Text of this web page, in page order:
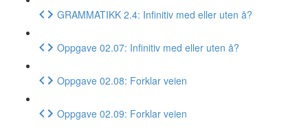
GRAMMATIKK 2.4: Infinitiv med eller uten å?
Oppgave 02.07: Infinitiv med eller uten å?
Oppgave 02.08: Forklar veien
Oppgave 02.09: Forklar veien